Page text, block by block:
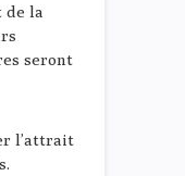
de la
seront
l’attrait